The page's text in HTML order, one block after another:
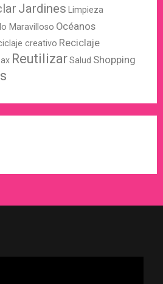
Jardines Limpieza
Maravilloso Océanos
creativo Reciclaje
ReutilizarSalud Shopping